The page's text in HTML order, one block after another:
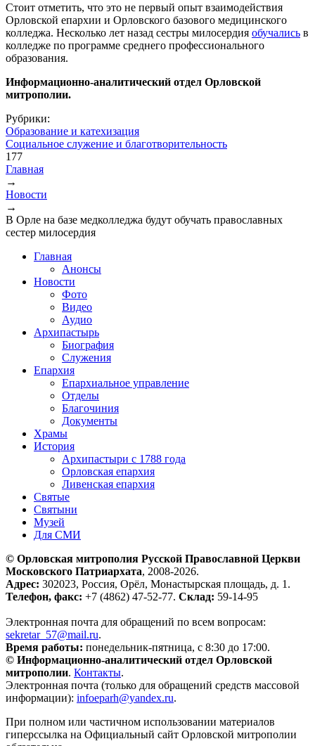
Стоит отметить, что это не первый опыт взаимодействия
Орловской епархии и Орловского базового медицинского
колледжа. Несколько лет назад сестры милосердия обучались в
колледже по программе среднего профессионального
образования.
Информационно-аналитический отдел Орловской
митрополии.
Рубрики:
Образование и катехизация
Социальное служение и благотворительность
177
Вы здесь
Главная
→
Новости
→
В Орле на базе медколледжа будут обучать православных
сестер милосердия
Главная
Анонсы
Новости
Фото
Видео
Аудио
Архипастырь
Биография
Служения
Епархия
Епархиальное управление
Отделы
Благочиния
Документы
Храмы
История
Архипастыри с 1788 года
Орловская епархия
Ливенская епархия
Святые
Святыни
Музей
Для СМИ
© Орловская митрополия Русской Православной Церкви
Московского Патриархата, 2008-2026.
Адрес: 302023, Россия, Орёл, Монастырская площадь, д. 1.
Телефон, факс: +7 (4862) 47-52-77. Склад: 59-14-95
Электронная почта для обращений по всем вопросам:
sekretar_57@mail.ru.
Время работы: понедельник-пятница, с 8:30 до 17:00.
© Информационно-аналитический отдел Орловской
митрополии. Контакты.
Электронная почта (только для обращений средств массовой
информации): infoeparh@yandex.ru.
При полном или частичном использовании материалов
гиперссылка на Официальный сайт Орловской митрополии